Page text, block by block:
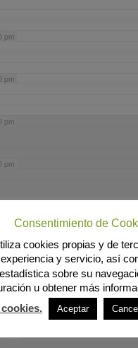
pm
pm
pm
pm
pm
pm
Consentimiento de
cookies propias y de
y servicio, así
sobre su
u obtener más
Aceptar